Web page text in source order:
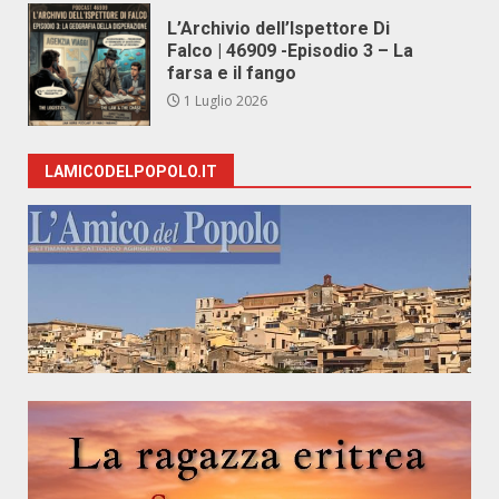
L’Archivio dell’Ispettore Di
Falco | 46909 -Episodio 3 – La
farsa e il fango
1 Luglio 2026
LAMICODELPOPOLO.IT